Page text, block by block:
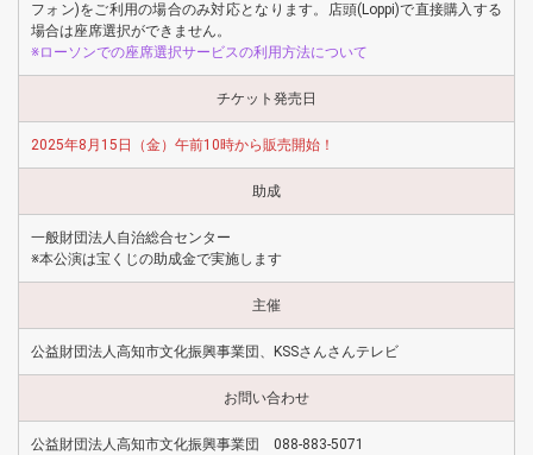
フォン)をご利用の場合のみ対応となります。店頭(Loppi)で直接購入する
場合は座席選択ができません。
※ローソンでの座席選択サービスの利用方法について
チケット発売日
2025年8月15日（金）午前10時から販売開始！
助成
一般財団法人自治総合センター
※本公演は宝くじの助成金で実施します
主催
公益財団法人高知市文化振興事業団、KSSさんさんテレビ
お問い合わせ
公益財団法人高知市文化振興事業団 088-883-5071